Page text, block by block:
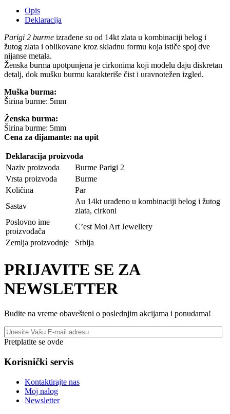
Opis
Deklaracija
Parigi 2 burme izrađene su od 14kt zlata u kombinaciji belog i
žutog zlata i oblikovane kroz skladnu formu koja ističe spoj dve
nijanse metala.
Ženska burma upotpunjena je cirkonima koji modelu daju diskretan
detalj, dok mušku burmu karakteriše čist i uravnotežen izgled.
Muška burma:
Širina burme: 5mm
Ženska burma:
Širina burme: 5mm
Cena za dijamante: na upit
Deklaracija proizvoda
Naziv proizvoda
Burme Parigi 2
Vrsta proizvoda
Burme
Količina
Par
Sastav
Au 14kt urađeno u kombinaciji belog i žutog
zlata, cirkoni
Poslovno ime
proizvođača
C’est Moi Art Jewellery
Zemlja proizvodnje
Srbija
PRIJAVITE SE ZA
NEWSLETTER
Budite na vreme obavešteni o poslednjim akcijama i ponudama!
Pretplatite se ovde
Korisnički servis
Kontaktirajte nas
Moj nalog
Newsletter